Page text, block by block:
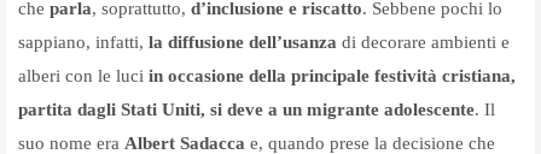
che parla, soprattutto, d’inclusione e riscatto. Sebbene pochi lo
sappiano, infatti, la diffusione dell’usanza di decorare ambienti e
alberi con le luci in occasione della principale festività cristiana,
partita dagli Stati Uniti, si deve a un migrante adolescente. Il
suo nome era Albert Sadacca e, quando prese la decisione che